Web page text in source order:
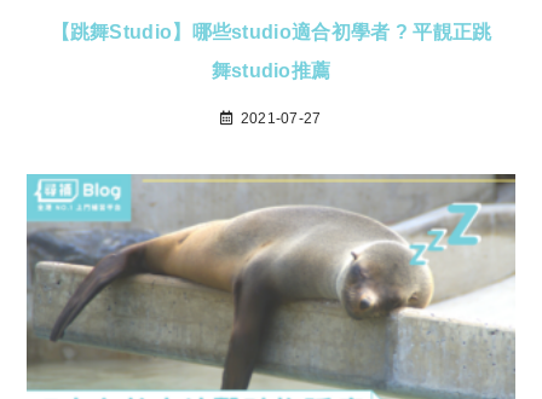
【跳舞Studio】哪些studio適合初學者 ? 平靚正跳
舞studio推薦
2021-07-27